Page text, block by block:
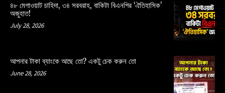
৪৮ মেগাওয়াট চাহিদা, ৩৪ সরবরাহ, বাকিটা বিএনপির ‘ঐতিহাসিক’
অজুহাত!
July 28, 2026
আপনার টাকা ব্যাংকে আছে তো? একটু চেক করুন তো
June 28, 2026